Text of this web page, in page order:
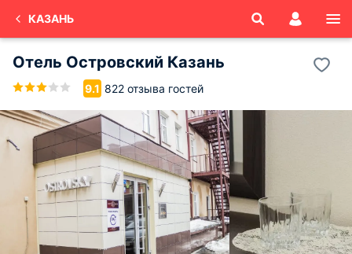
КАЗАНЬ
Отель Островский Казань
9.1 822 отзыва гостей